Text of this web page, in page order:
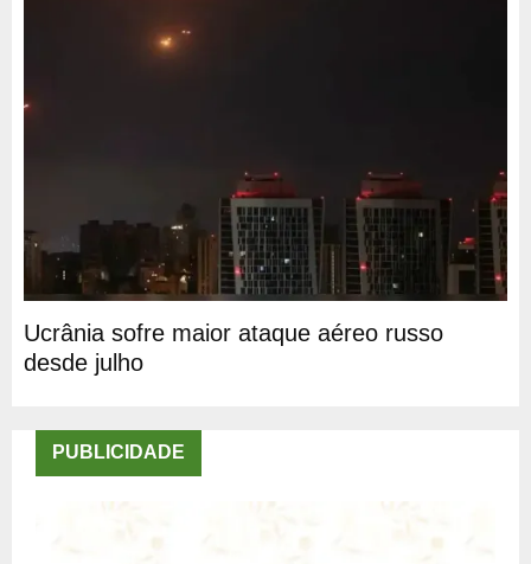
Ucrânia sofre maior ataque aéreo russo
desde julho
PUBLICIDADE